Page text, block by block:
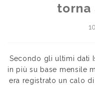
torna
Secondo gli ultimi dati
in più su base mensile
era registrato un calo